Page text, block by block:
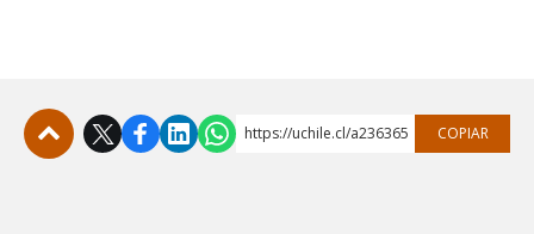
https://uchile.cl/a236365 COPIAR